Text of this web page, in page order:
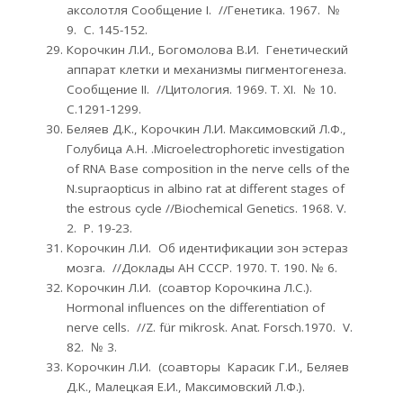
аксолотля Сообщение I. //Генетика. 1967. №
9. С. 145-152.
Корочкин Л.И., Богомолова В.И. Генетический
аппарат клетки и механизмы пигментогенеза.
Сообщение II. //Цитология. 1969. Т. XI. № 10.
С.1291-1299.
Беляев Д.К., Корочкин Л.И. Максимовский Л.Ф.,
Голубица А.Н. .Microelectrophoretic investigation
of RNA Base composition in the nerve cells of the
N.supraopticus in albino rat at different stages of
the estrous cycle //Biochemical Genetics. 1968. V.
2. P. 19-23.
Корочкин Л.И. Об идентификации зон эстераз
мозга. //Доклады АН СССР. 1970. Т. 190. № 6.
Корочкин Л.И. (соавтор Корочкина Л.С.).
Hormonal influences on the differentiation of
nerve cells. //Z. für mikrosk. Anat. Forsch.1970. V.
82. № 3.
Корочкин Л.И. (соавторы Карасик Г.И., Беляев
Д.К., Малецкая Е.И., Максимовский Л.Ф.).